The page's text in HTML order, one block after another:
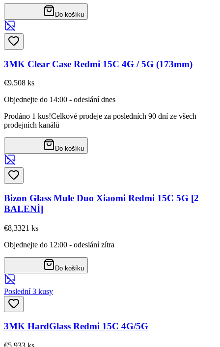
Do košíku
3MK Clear Case Redmi 15C 4G / 5G (173mm)
€9,508 ks
Objednejte do 14:00 - odeslání dnes
Prodáno 1 kus!Celkové prodeje za posledních 90 dní ze všech
prodejních kanálů
Do košíku
Bizon Glass Mule Duo Xiaomi Redmi 15C 5G [2
BALENÍ]
€8,3321 ks
Objednejte do 12:00 - odeslání zítra
Do košíku
Poslední 3 kusy
3MK HardGlass Redmi 15C 4G/5G